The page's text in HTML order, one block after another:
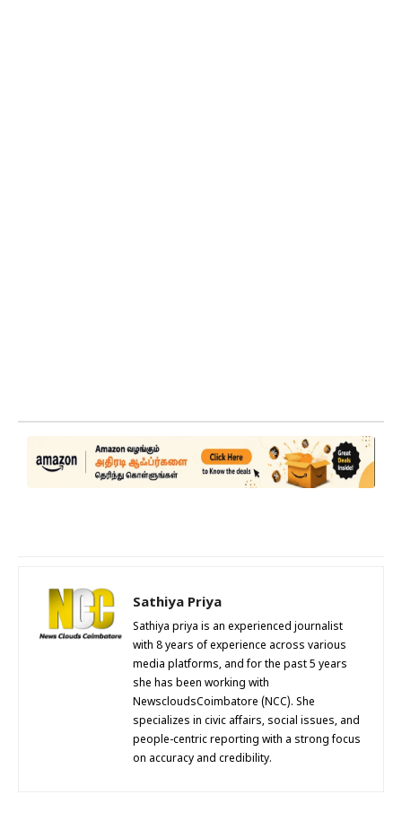
Sathiya Priya
Sathiya priya is an experienced journalist
with 8 years of experience across various
media platforms, and for the past 5 years
she has been working with
NewscloudsCoimbatore (NCC). She
specializes in civic affairs, social issues, and
people-centric reporting with a strong focus
on accuracy and credibility.